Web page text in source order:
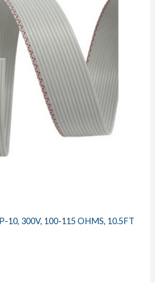
10, 300V, 100-115 OHMS, 10.5FT